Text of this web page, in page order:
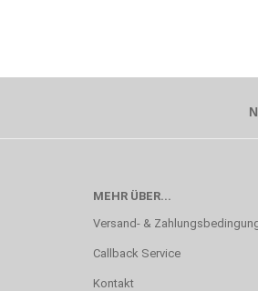
MEHR ÜBER...
Versand- &
Callback Service
Kontakt